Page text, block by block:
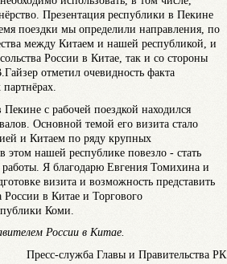
Презентация республики в Пекине
поездки мы определили направления, по
между Китаем и нашей республикой, и
России в Китае, так и со стороны
отметил очевидность факта
с рабочей поездкой находился
Основной темой его визита стало
и Китаем по ряду крупных
нашей республике повезло - стать
Я благодарю Евгения Томихина и
визита и возможность представить
в Китае и Торгового
Коми.
России в Китае.
Пресс-служба Главы и Правительства РК.